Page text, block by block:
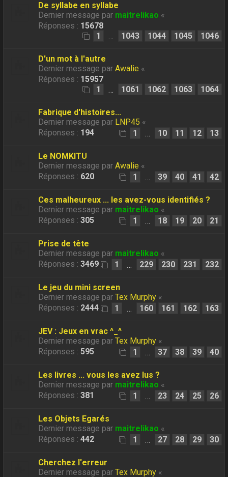
De syllabe en syllabe
Dernier message par maitrelikao «
Réponses : 15678
1
… 1043 1044 1045 1046
D'un mot à l'autre
Dernier message parAwalie «
Réponses : 15957
1
… 1061 1062 1063 1064
Fabrique d'histoires...
Dernier message par LNP45 «
Réponses : 194 1 … 10 11 12 13
Le NOMKITU
Dernier message parAwalie «
Réponses : 620 1 … 39 40 41 42
Ces malheureux ... les avez-vous identifiés ?
Dernier message par maitrelikao «
Réponses :305 1 … 18 19 20 21
Prise de tête
Dernier message par maitrelikao «
Réponses :3469 1 … 229 230 231 232
Le jeu du mini screen
Dernier message parTex Murphy «
Réponses : 2444 1 … 160 161 162 163
JEV : Jeux en vrac ^_^
Dernier message parTex Murphy «
Réponses :595 1 … 37 38 39 40
Les livres ... vous les avez lus ?
Dernier message par maitrelikao «
Réponses :381 1 … 23 24 25 26
Les Objets Egarés
Dernier message par maitrelikao «
Réponses :442 1 … 27 28 29 30
Cherchez l'erreur
Dernier message parTex Murphy «